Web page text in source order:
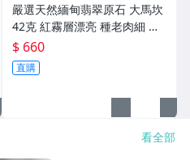
嚴選天然緬甸翡翠原石 大馬坎
42克 紅霧層漂亮 種老肉細 裂
痕少 油性佳 廚房用具收藏家必
備 古董 緬玉 翡翠
$ 660
直購
看全部